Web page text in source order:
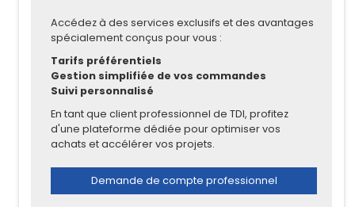
Kontakt
Accédez à des services exclusifs et des avantages
spécialement conçus pour vous :
Tarifs préférentiels
Gestion simplifiée de vos commandes
Suivi personnalisé
En tant que client professionnel de TDI, profitez
d'une plateforme dédiée pour optimiser vos
achats et accélérer vos projets.
Demande de compte professionnel